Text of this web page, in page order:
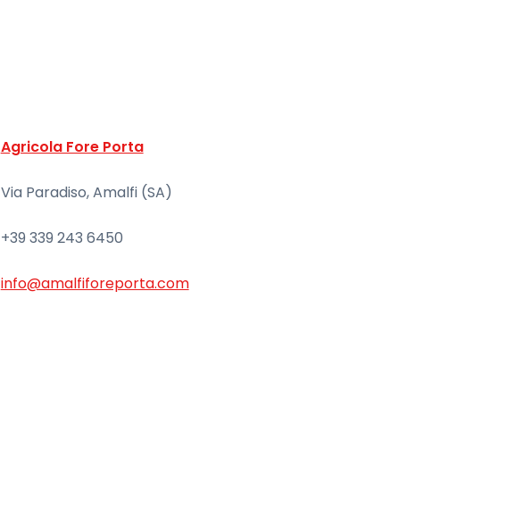
Agricola Fore Porta
Via Paradiso, Amalfi (SA)
+39 339 243 6450
info@amalfiforeporta.com